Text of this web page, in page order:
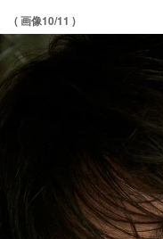
( 画像10/11 )